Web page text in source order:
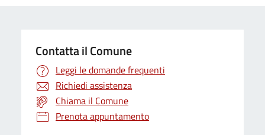
Contatta il Comune
Leggi le domande frequenti
Richiedi assistenza
Chiama il Comune
Prenota appuntamento